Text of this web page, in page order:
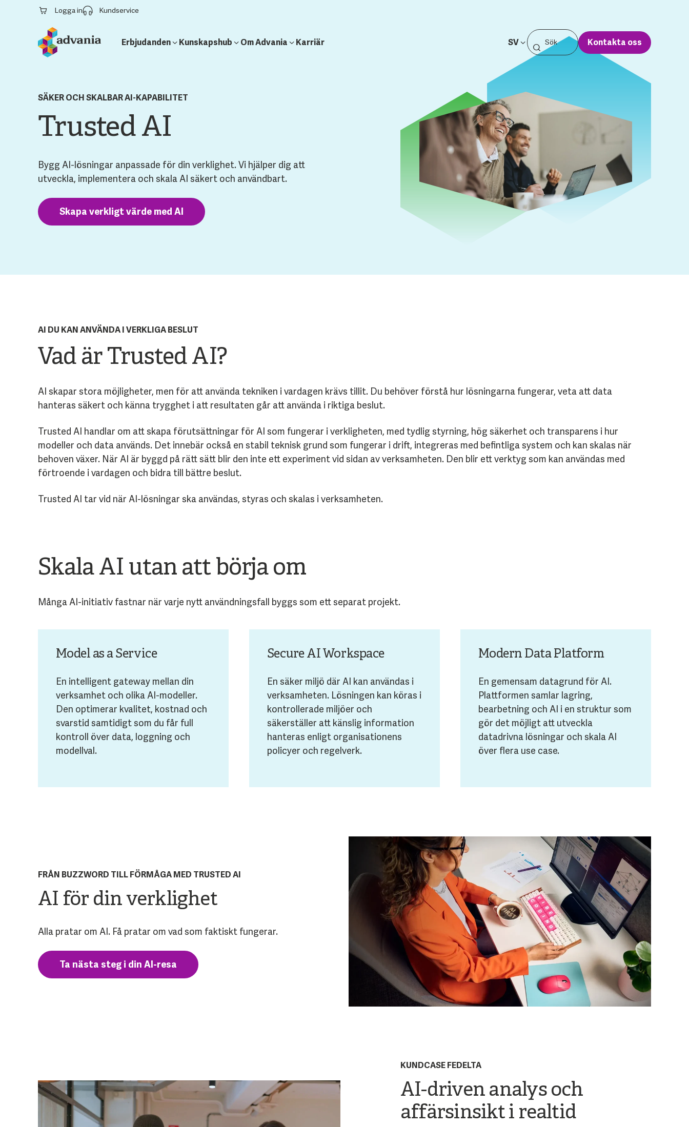
Logga in Kundservice
Erbjudanden Kunskapshub Om Advania Karriär SV Kontakta oss
SÄKER OCH SKALBAR AI-KAPABILITET
Trusted AI
Bygg AI-lösningar anpassade för din verklighet. Vi hjälper dig att
utveckla, implementera och skala AI säkert och användbart.
Skapa verkligt värde med AI
AI DU KAN ANVÄNDA I VERKLIGA BESLUT
Vad är Trusted AI?
AI skapar stora möjligheter, men för att använda tekniken i vardagen krävs tillit. Du behöver förstå hur lösningarna fungerar, veta att data
hanteras säkert och känna trygghet i att resultaten går att använda i riktiga beslut.
Trusted AI handlar om att skapa förutsättningar för AI som fungerar i verkligheten, med tydlig styrning, hög säkerhet och transparens i hur
modeller och data används. Det innebär också en stabil teknisk grund som fungerar i drift, integreras med befintliga system och kan skalas när
behoven växer. När AI är byggd på rätt sätt blir den inte ett experiment vid sidan av verksamheten. Den blir ett verktyg som kan användas med
förtroende i vardagen och bidra till bättre beslut.
Trusted AI tar vid när AI-lösningar ska användas, styras och skalas i verksamheten.
Skala AI utan att börja om
Många AI-initiativ fastnar när varje nytt användningsfall byggs som ett separat projekt.
Model as a Service
En intelligent gateway mellan din
verksamhet och olika AI-modeller.
Den optimerar kvalitet, kostnad och
svarstid samtidigt som du får full
kontroll över data, loggning och
modellval.
Secure AI Workspace
En säker miljö där AI kan användas i
verksamheten. Lösningen kan köras i
kontrollerade miljöer och
säkerställer att känslig information
hanteras enligt organisationens
policyer och regelverk.
Modern Data Platform
En gemensam datagrund för AI.
Plattformen samlar lagring,
bearbetning och AI i en struktur som
gör det möjligt att utveckla
datadrivna lösningar och skala AI
över flera use case.
FRÅN BUZZWORD TILL FÖRMÅGA MED TRUSTED AI
AI för din verklighet
Alla pratar om AI. Få pratar om vad som faktiskt fungerar.
Ta nästa steg i din AI-resa
KUNDCASE FEDELTA
AI-driven analys och
affärsinsikt i realtid